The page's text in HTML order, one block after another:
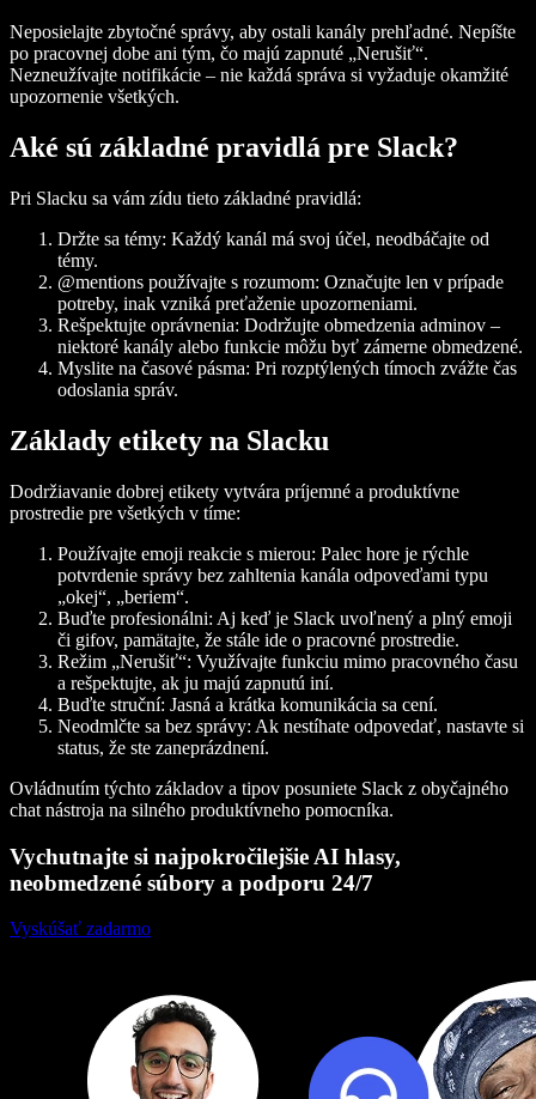
Neposielajte zbytočné správy, aby ostali kanály prehľadné. Nepíšte
po pracovnej dobe ani tým, čo majú zapnuté „Nerušiť“.
Nezneužívajte notifikácie – nie každá správa si vyžaduje okamžité
upozornenie všetkých.
Aké sú základné pravidlá pre Slack?
Pri Slacku sa vám zídu tieto základné pravidlá:
Držte sa témy: Každý kanál má svoj účel, neodbáčajte od
témy.
@mentions používajte s rozumom: Označujte len v prípade
potreby, inak vzniká preťaženie upozorneniami.
Rešpektujte oprávnenia: Dodržujte obmedzenia adminov –
niektoré kanály alebo funkcie môžu byť zámerne obmedzené.
Myslite na časové pásma: Pri rozptýlených tímoch zvážte čas
odoslania správ.
Základy etikety na Slacku
Dodržiavanie dobrej etikety vytvára príjemné a produktívne
prostredie pre všetkých v tíme:
Používajte emoji reakcie s mierou: Palec hore je rýchle
potvrdenie správy bez zahltenia kanála odpoveďami typu
„okej“, „beriem“.
Buďte profesionálni: Aj keď je Slack uvoľnený a plný emoji
či gifov, pamätajte, že stále ide o pracovné prostredie.
Režim „Nerušiť“: Využívajte funkciu mimo pracovného času
a rešpektujte, ak ju majú zapnutú iní.
Buďte struční: Jasná a krátka komunikácia sa cení.
Neodmlčte sa bez správy: Ak nestíhate odpovedať, nastavte si
status, že ste zaneprázdnení.
Ovládnutím týchto základov a tipov posuniete Slack z obyčajného
chat nástroja na silného produktívneho pomocníka.
Vychutnajte si najpokročilejšie AI hlasy,
neobmedzené súbory a podporu 24/7
Vyskúšať zadarmo